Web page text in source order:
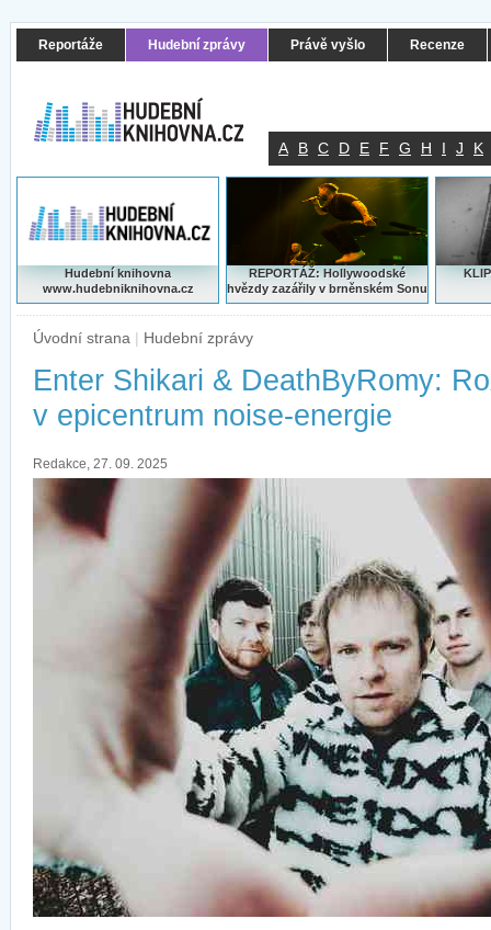
Reportáže Hudební zprávy Právě vyšlo Recenze
A B C D E F G H I J K
Hudební knihovna
www.hudebniknihovna.cz
REPORTÁŽ: Hollywoodské
hvězdy zazářily v brněnském Sonu
Úvodní strana | Hudební zprávy
Enter Shikari & DeathByRomy:
v epicentrum noise-energie
Redakce, 27. 09. 2025